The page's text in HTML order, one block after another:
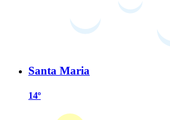
Santa Maria
14º